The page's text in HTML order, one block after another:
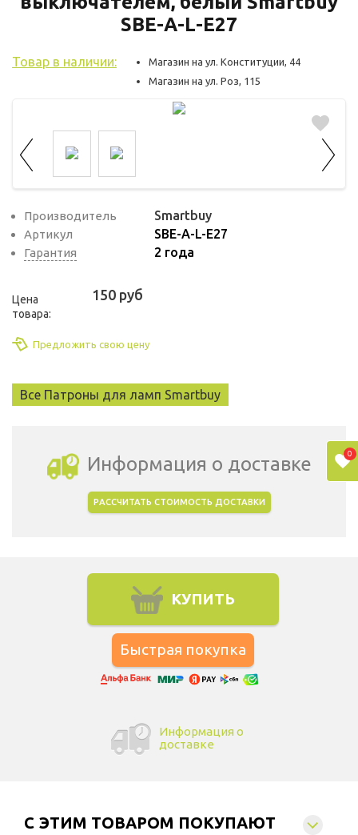
SBE-A-L-E27
Товар в наличии:
Магазин на ул. Конституции, 44
Магазин на ул. Роз, 115
Производитель Smartbuy
Артикул SBE-A-L-E27
Гарантия 2 года
Цена
товара:
150 руб
Предложить свою цену
Все Патроны для ламп Smartbuy
Информация о доставке
РАССЧИТАТЬ СТОИМОСТЬ ДОСТАВКИ
КУПИТЬ
Информация о
доставке
C ЭТИМ ТОВАРОМ ПОКУПАЮТ
0
пользователей на сайте. Эти файлы cookie
чтобы увеличить его производительность
и сделать функционал сайта максимально
удобным для пользователей.
Рекламные файлы cookie используются
для целей маркетинга и улучшения
качества рекламы. Эти файлы cookie
высокую точность и ценность содержания
маркетинговых и рекламных материалов